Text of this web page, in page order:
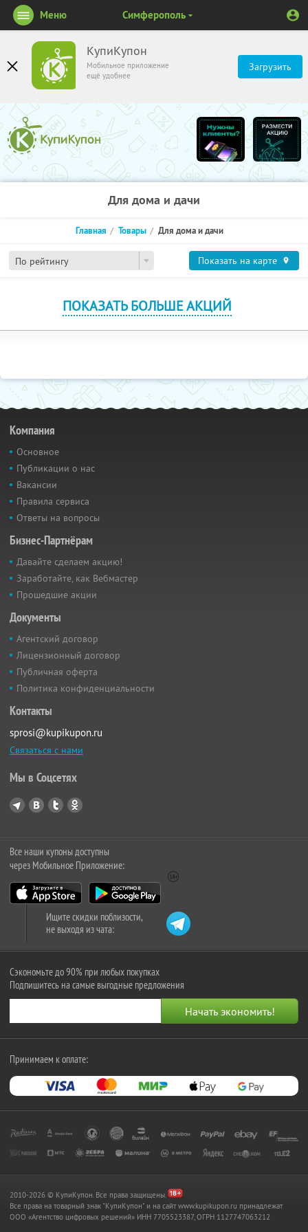
КупиКупон
Мобильное приложение
ещё удобнее
Загрузить
Меню Симферополь
Для дома и дачи
По рейтингу
Главная Товары Для дома и дачи
Показать на карте
ПОКАЗАТЬ БОЛЬШЕ АКЦИЙ
Компания
Основное
Публикации о нас
Вакансии
Правила сервиса
Ответы на вопросы
Бизнес-Партнёрам
Давайте сделаем акцию!
Заработайте, как Вебмастер
Прошедшие акции
Документы
Агентский договор
Лицензионный договор
Публичная оферта
Политика конфиденциальности
Контакты
sprosi@kupikupon.ru
Связаться с нами
Мы в Соцсетях
Все наши купоны доступны
через Мобильное Приложение:
Ищите скидки поблизости,
не выходя из чата:
Сэкономьте до 90% при любых покупках
Подпишитесь на самые выгодные предложения
Принимаем к оплате:
2010-2026 © КупиКупон. Все права защищены.
Все права на товарный знак "КупиКупон" и на сайт www.kupikupon.ru принадлежат
OOO «Агентство цифровых решений» ИНН 7705523387, ОГРН 1127747063212